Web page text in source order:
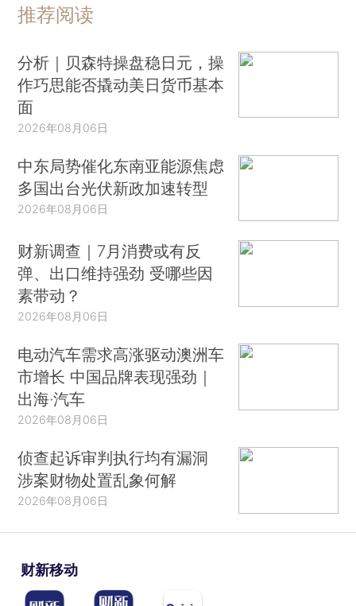
推荐阅读
分析｜贝森特操盘稳日元，操
作巧思能否撬动美日货币基本
面
2026年08月06日
中东局势催化东南亚能源焦虑
多国出台光伏新政加速转型
2026年08月06日
财新调查｜7月消费或有反
弹、出口维持强劲 受哪些因
素带动？
2026年08月06日
电动汽车需求高涨驱动澳洲车
市增长 中国品牌表现强劲｜
出海·汽车
2026年08月06日
侦查起诉审判执行均有漏洞
涉案财物处置乱象何解
2026年08月06日
财新移动